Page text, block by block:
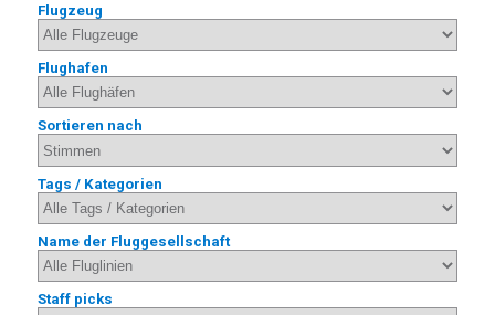
Flugzeug
Flughafen
Sortieren nach
Tags / Kategorien
Name der Fluggesellschaft
Staff picks